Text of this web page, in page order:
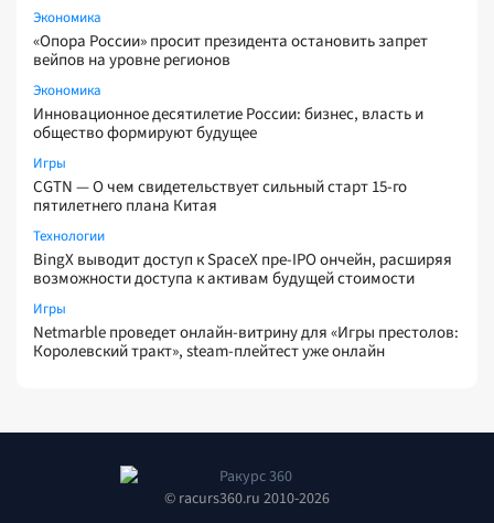
Экономика
«Опора России» просит президента остановить запрет
вейпов на уровне регионов
Экономика
Инновационное десятилетие России: бизнес, власть и
общество формируют будущее
Игры
CGTN — О чем свидетельствует сильный старт 15-го
пятилетнего плана Китая
Технологии
BingX выводит доступ к SpaceX пре-IPO ончейн, расширяя
возможности доступа к активам будущей стоимости
Игры
Netmarble проведет онлайн-витрину для «Игры престолов:
Королевский тракт», steam-плейтест уже онлайн
© racurs360.ru 2010-2026